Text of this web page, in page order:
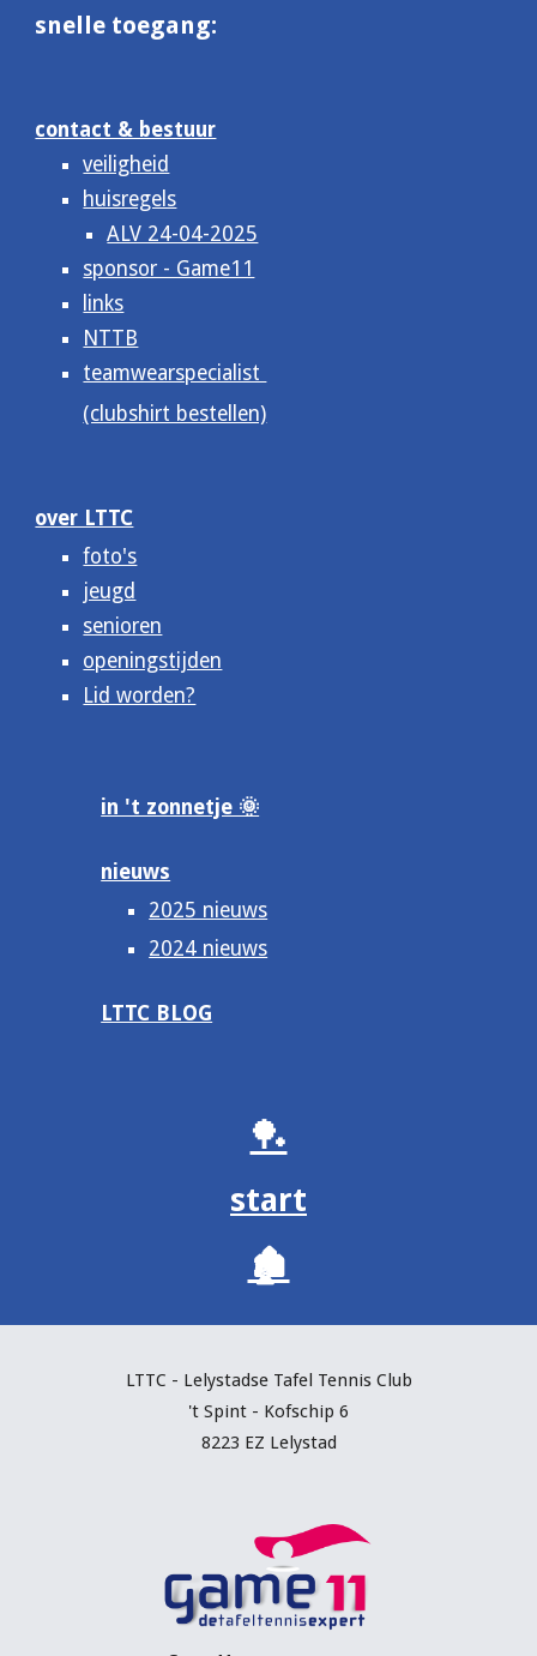
snelle toegang:
contact & bestuur
veiligheid
huisregels
ALV 24-04-2025
sponsor - Game11
links
NTTB
teamwearspecialist
(clubshirt bestellen)
over LTTC
foto's
jeugd
senioren
openingstijden
Lid worden?
in 't zonnetje 🌞
nieuws
2025 nieuws
2024 nieuws
LTTC BLOG
🏓
start
🏚️
LTTC - Lelystadse Tafel Tennis Club
't Spint - Kofschip 6
8223 EZ Lelystad